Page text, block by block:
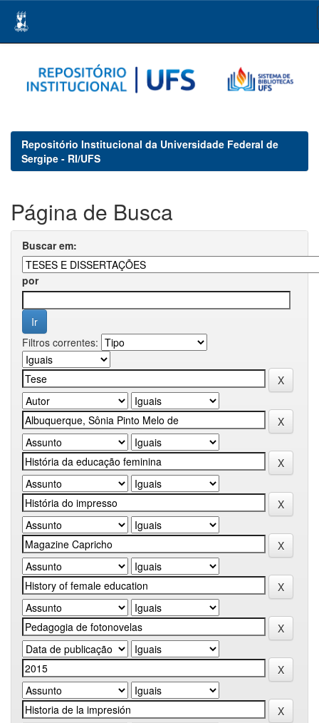
navigation
Repositório Institucional da Universidade Federal de
Sergipe - RI/UFS
Página de Busca
Buscar em:
por
Filtros correntes: